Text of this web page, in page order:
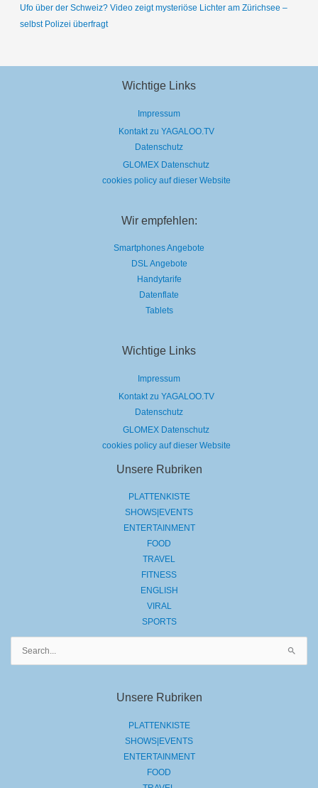
Ufo über der Schweiz? Video zeigt mysteriöse Lichter am Zürichsee –
selbst Polizei überfragt
Wichtige Links
Impressum
Kontakt zu YAGALOO.TV
Datenschutz
GLOMEX Datenschutz
cookies policy auf dieser Website
Wir empfehlen:
Smartphones Angebote
DSL Angebote
Handytarife
Datenflate
Tablets
Wichtige Links
Impressum
Kontakt zu YAGALOO.TV
Datenschutz
GLOMEX Datenschutz
cookies policy auf dieser Website
Unsere Rubriken
PLATTENKISTE
SHOWS|EVENTS
ENTERTAINMENT
FOOD
TRAVEL
FITNESS
ENGLISH
VIRAL
SPORTS
Unsere Rubriken
PLATTENKISTE
SHOWS|EVENTS
ENTERTAINMENT
FOOD